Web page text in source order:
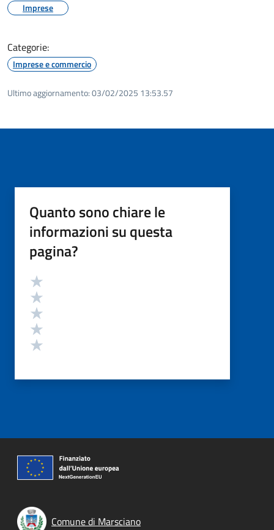
Imprese
Categorie:
Imprese e commercio
Ultimo aggiornamento:03/02/2025 13:53.57
Quanto sono chiare le
informazioni su questa
pagina?
Valutazione
Comune di Marsciano